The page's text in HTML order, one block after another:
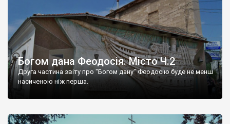
Богом дана Феодосія. Місто Ч.2
Друга частина звіту про "Богом дану" Феодосію буде не менш
насиченою ніж перша.